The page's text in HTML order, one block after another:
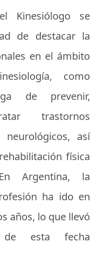
Kinesiólogo se
de destacar la
en el ámbito
como
de prevenir,
trastornos
neurológicos, así
física
Argentina, la
ha ido en
años, lo que llevó
esta fecha